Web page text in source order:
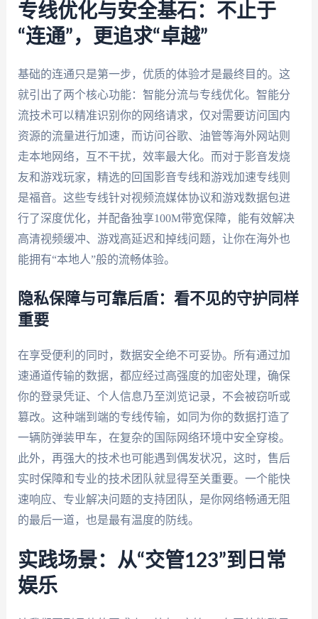
专线优化与安全基石：不止于
“连通”，更追求“卓越”
基础的连通只是第一步，优质的体验才是最终目的。这
就引出了两个核心功能：智能分流与专线优化。智能分
流技术可以精准识别你的网络请求，仅对需要访问国内
资源的流量进行加速，而访问谷歌、油管等海外网站则
走本地网络，互不干扰，效率最大化。而对于影音发烧
友和游戏玩家，精选的回国影音专线和游戏加速专线则
是福音。这些专线针对视频流媒体协议和游戏数据包进
行了深度优化，并配备独享100M带宽保障，能有效解决
高清视频缓冲、游戏高延迟和掉线问题，让你在海外也
能拥有“本地人”般的流畅体验。
隐私保障与可靠后盾：看不见的守护同样
重要
在享受便利的同时，数据安全绝不可妥协。所有通过加
速通道传输的数据，都应经过高强度的加密处理，确保
你的登录凭证、个人信息乃至浏览记录，不会被窃听或
篡改。这种端到端的专线传输，如同为你的数据打造了
一辆防弹装甲车，在复杂的国际网络环境中安全穿梭。
此外，再强大的技术也可能遇到偶发状况，这时，售后
实时保障和专业的技术团队就显得至关重要。一个能快
速响应、专业解决问题的支持团队，是你网络畅通无阻
的最后一道，也是最有温度的防线。
实践场景：从“交管123”到日常
娱乐